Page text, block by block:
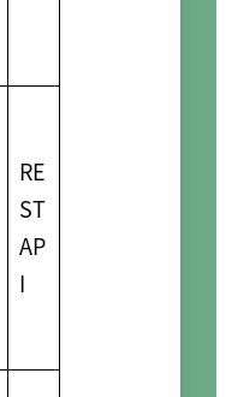
RE
ST
AP
I